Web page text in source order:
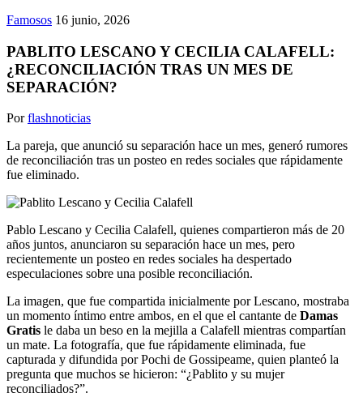
Famosos 16 junio, 2026
PABLITO LESCANO Y CECILIA CALAFELL:
¿RECONCILIACIÓN TRAS UN MES DE
SEPARACIÓN?
Porflashnoticias
La pareja, que anunció su separación hace un mes, generó rumores
de reconciliación tras un posteo en redes sociales que rápidamente
fue eliminado.
Pablo Lescano y Cecilia Calafell, quienes compartieron más de 20
años juntos, anunciaron su separación hace un mes, pero
recientemente un posteo en redes sociales ha despertado
especulaciones sobre una posible reconciliación.
La imagen, que fue compartida inicialmente por Lescano, mostraba
un momento íntimo entre ambos, en el que el cantante de Damas
Gratis le daba un beso en la mejilla a Calafell mientras compartían
un mate. La fotografía, que fue rápidamente eliminada, fue
capturada y difundida por Pochi de Gossipeame, quien planteó la
pregunta que muchos se hicieron: “¿Pablito y su mujer
reconciliados?”.